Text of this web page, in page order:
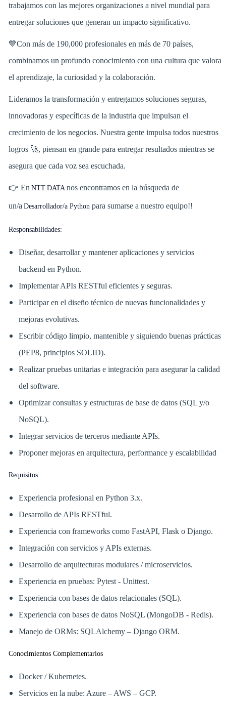
trabajamos con las mejores organizaciones a nivel mundial para
entregar soluciones que generan un impacto significativo.
💙Con más de 190,000 profesionales en más de 70 países,
combinamos un profundo conocimiento con una cultura que valora
el aprendizaje, la curiosidad y la colaboración.
Lideramos la transformación y entregamos soluciones seguras,
innovadoras y específicas de la industria que impulsan el
crecimiento de los negocios. Nuestra gente impulsa todos nuestros
logros 🚀, piensan en grande para entregar resultados mientras se
asegura que cada voz sea escuchada.
👉 EnNTT DATA nos encontramos en la búsqueda de
un/a Desarrollador/a Python para sumarse a nuestro equipo!!
Responsabilidades:
Diseñar, desarrollar y mantener aplicaciones y servicios
backend en Python.
Implementar APIs RESTful eficientes y seguras.
Participar en el diseño técnico de nuevas funcionalidades y
mejoras evolutivas.
Escribir código limpio, mantenible y siguiendo buenas prácticas
(PEP8, principios SOLID).
Realizar pruebas unitarias e integración para asegurar la calidad
del software.
Optimizar consultas y estructuras de base de datos (SQL y/o
NoSQL).
Integrar servicios de terceros mediante APIs.
Proponer mejoras en arquitectura, performance y escalabilidad
Requisitos:
Experiencia profesional en Python 3.x.
Desarrollo de APIs RESTful.
Experiencia con frameworks como FastAPI, Flask o Django.
Integración con servicios y APIs externas.
Desarrollo de arquitecturas modulares / microservicios.
Experiencia en pruebas: Pytest - Unittest.
Experiencia con bases de datos relacionales (SQL).
Experiencia con bases de datos NoSQL (MongoDB - Redis).
Manejo de ORMs: SQLAlchemy – Django ORM.
Conocimientos Complementarios
Docker / Kubernetes.
Servicios en la nube: Azure – AWS – GCP.